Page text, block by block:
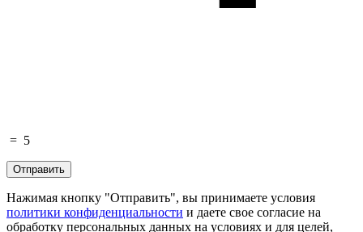
= 5
Нажимая кнопку "Отправить", вы принимаете условия
политики конфиденциальности и даете свое согласие на
обработку персональных данных на условиях и для целей,